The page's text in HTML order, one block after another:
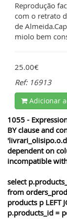
Reprodução
com o retrato
de
miolo bem
25.00€
Ref: 16913
Adicionar
1055 -
BY clause and
dependent on
incompatible
select
from
products p LEFT
p.products_id =